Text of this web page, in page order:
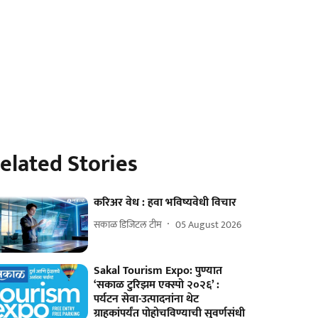
Stories
करिअर वेध : हवा भविष्यवेधी विचार
सकाळ डिजिटल टीम 05 August 2026
Sakal Tourism Expo: पुण्यात
‘सकाळ टुरिझम एक्स्पो २०२६’ :
पर्यटन सेवा-उत्पादनांना थेट
ग्राहकांपर्यंत पोहोचविण्याची सुवर्णसंधी